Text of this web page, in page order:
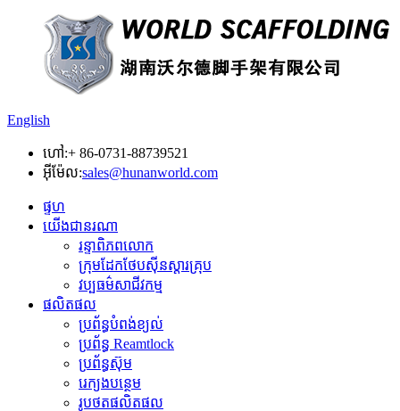
English
ហៅ:+ 86-0731-88739521
អ៊ីម៉ែល:sales@hunanworld.com
ផ្ទហ
យើងជានរណា
រន្ទាពិភពលោក
ក្រុមដែកថែបស៊ីនស្តារគ្រុប
វប្បធម៌សាជីវកម្ម
ផលិតផល
ប្រព័ន្ធបំពង់ខ្យល់
ប្រព័ន្ធ Reamtlock
ប្រព័ន្ធស៊ុម
រេក្យងបន្ថេម
រូបថតផលិតផល